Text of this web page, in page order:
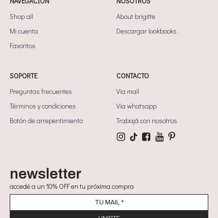
Shop all
Mi cuenta
Favoritos
About brigitte
Descargar lookbooks
SOPORTE
Preguntas frecuentes
Términos y condiciones
Botón de arrepentimiento
CONTACTO
Via mail
Via whatsapp
Trabajá con nosotros
newsletter
accedé a un 10% OFF en tu próxima compra